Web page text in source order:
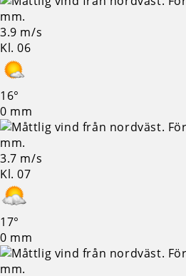
3.9 m/s
Kl. 06
16°
0 mm
3.7 m/s
Kl. 07
17°
0 mm